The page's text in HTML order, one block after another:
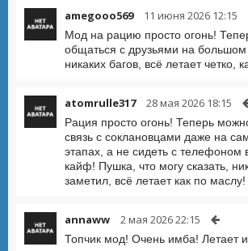
amegooo569 11 июня 2026 12:15
Мод на рацию просто огонь!
общаться с друзьями на большом
никаких багов, всё летает четко,
atomrulle317 28 мая 2026 18:15
Рация просто огонь! Теперь
связь с соклановцами даже на
этапах, а не сидеть с телефоном
кайф! Пушка, что могу сказать,
заметил, всё летает как по маслу!
annaww 2 мая 2026 22:15
Топчик мод! Очень имба! Летает и